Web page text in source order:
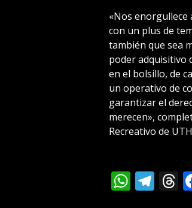
«Nos
con un plus de
también que sea
poder adquisitivo
en el bolsillo, de
un operativo de
garantizar el
merecen»,
Recreativo de